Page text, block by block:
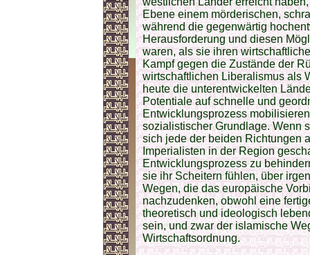
Ebene einem mörderischen,
während die gegenwärtig
Herausforderung und diesen
waren, als sie ihren
Kampf gegen die Zustände der
wirtschaftlichen Liberalismus als
heute die unterentwickelten
Potentiale auf schnelle und
Entwicklungsprozess
sozialistischer Grundlage. Wenn
sich jede der beiden Richtungen
Imperialisten in der Region
Entwicklungsprozess zu
sie ihr Scheitern fühlen, über
Wegen, die das europäische
nachzudenken, obwohl eine
theoretisch und ideologisch
sein, und zwar der islamische
Wirtschaftsordnung.